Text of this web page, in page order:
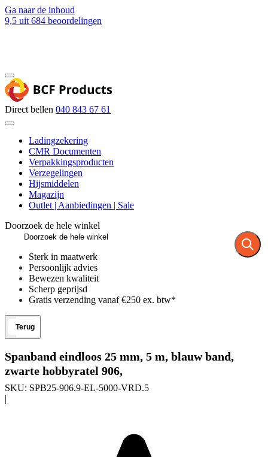
Ga naar de inhoud
9,5 uit 684 beoordelingen
Direct bellen 040 843 67 61
Ladingzekering
CMR Documenten
Verpakkingsproducten
Verzegelingen
Hijsmiddelen
Magazijn
Outlet | Aanbiedingen | Sale
Doorzoek de hele winkel
Sterk in maatwerk
Persoonlijk advies
Bewezen kwaliteit
Scherp geprijsd
Gratis verzending vanaf €250 ex. btw*
Terug
Spanband eindloos 25 mm, 5 m, blauw band,
zwarte hobbyratel 906,
SKU: SPB25-906.9-EL-5000-VRD.5
|